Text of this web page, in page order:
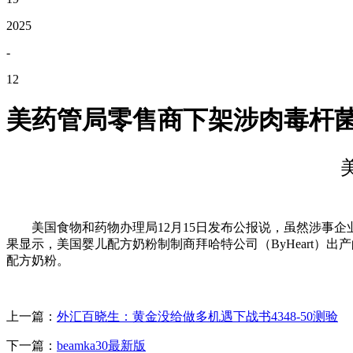
2025
-
12
美药管局零售商下架涉肉毒杆
美国食物和药物办理局12月15日发布公报说，虽然涉事企
果显示，美国婴儿配方奶粉制制商拜哈特公司（ByHeart）出
配方奶粉。
上一篇： 外汇百晓生：黄金没给做多机遇下战书4348-50测验
下一篇： beamka30最新版